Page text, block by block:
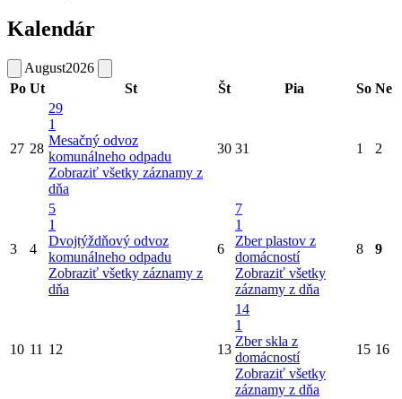
Kalendár
August2026
Po Ut St Št Pia So Ne
27 28
29
1
Mesačný odvoz
komunálneho odpadu
Zobraziť všetky záznamy z
dňa
30 31 1 2
3 4
5
1
Dvojtýždňový odvoz
komunálneho odpadu
Zobraziť všetky záznamy z
dňa
6
7
1
Zber plastov z
domácností
Zobraziť všetky
záznamy z dňa
8 9
10 11 12 13
14
1
Zber skla z
domácností
Zobraziť všetky
záznamy z dňa
15 16